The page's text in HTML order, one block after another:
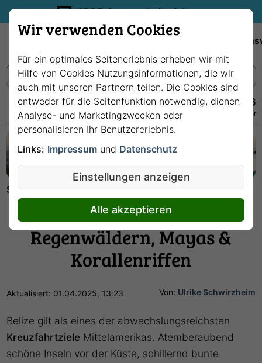
35€ Reisegutschein sichern.
+49 228 3875 7256
Persönlich · Kostenlos · Täglich 08–22 Uhr
Startseite Hafenwelten Belize City: Ihr Tor zu Regenwäldern, Mayas & Korallenriffen
Belize City: Ihr Tor zu
Regenwäldern, Mayas &
Korallenriffen
Von: Ulrike Schwirzheim
Aktualisiert: 01.04.2025, 13:23
Belize gilt als eines der abwechslungsreichsten
Kreuzfahrtziele Mittelamerikas. Atemberaubend
schöne Inseln vor der Küste, schillernd bunte
Wir verwenden Cookies
Für ein optimales Seitenerlebnis erheben wir mit
Hilfe von Cookies Nutzungsinformationen, die wir
auch mit unseren Partnern teilen. Die Cookies sind
entweder für die Seitenfunktion notwendig, dienen
Analyse- und Marketingzwecken oder
personalisieren Ihr Benutzererlebnis.
Links: Impressum und Datenschutz
Einstellungen anzeigen
Alle akzeptieren